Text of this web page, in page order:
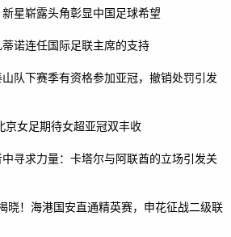
星崭露头角彰显中国足球希望
诺连任国际足联主席的支持
队下赛季有资格参加亚冠，撤销处罚引发
京女足期待女超亚冠双丰收
寻求力量：卡塔尔与阿联酋的立场引发关
晓！海港国安直通精英赛，申花征战二级联